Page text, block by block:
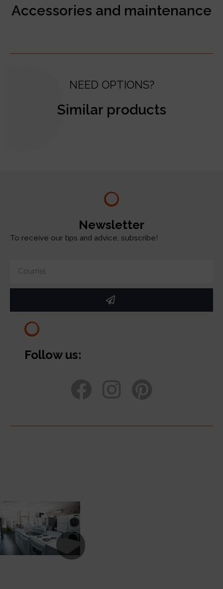
Accessories and maintenance
NEED OPTIONS?
Similar products
Newsletter
To receive our tips and advice, subscribe!
Follow us: